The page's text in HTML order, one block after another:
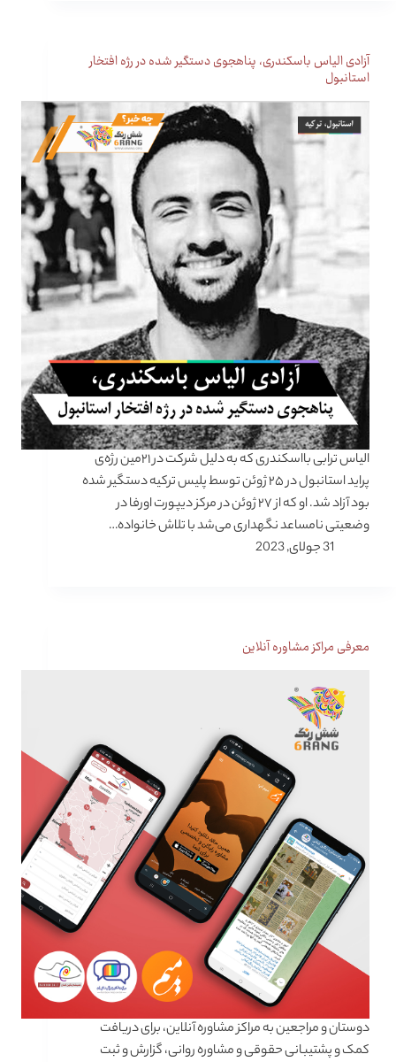
آزادی الیاس باسکندری، پناهجوی دستگیر شده در رژه افتخار
استانبول
الیاس ترابی بااسکندری که به دلیل شرکت در ۲۱مین رژه‌ی
پراید استانبول در ۲۵ ژوئن توسط پلیس ترکیه دستگیر شده
بود آزاد شد. او که از ۲۷ ژوئن در مرکز دیپورت اورفا در
وضعیتی نامساعد نگهداری می‌شد با تلاش خانواده‌…
31 جولای, 2023
معرفی مراکز مشاوره آنلاین
دوستان و مراجعین به مراکز مشاوره آنلاین، برای دریافت
کمک و پشتیبانی حقوقی و مشاوره روانی، گزارش و ثبت